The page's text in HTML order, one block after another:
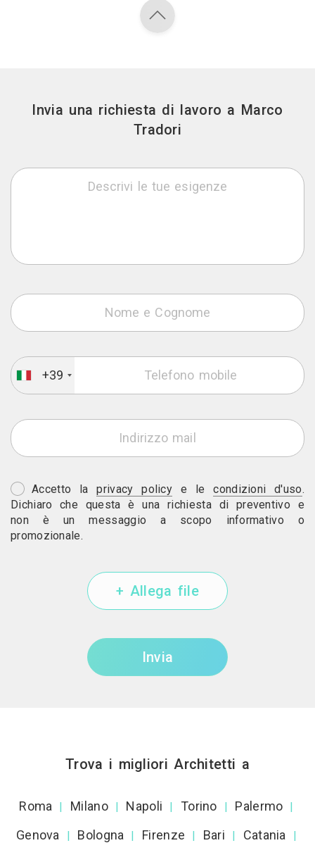
Invia una richiesta di lavoro a Marco
Tradori
+39
Accetto laprivacy policy e lecondizioni d'uso.
Dichiaro che questa è una richiesta di preventivo e
non è un messaggio a scopo informativo o
promozionale.
+ Allega file
Invia
Trova i migliori Architetti a
Roma | Milano | Napoli | Torino | Palermo |
Genova | Bologna | Firenze | Bari | Catania |